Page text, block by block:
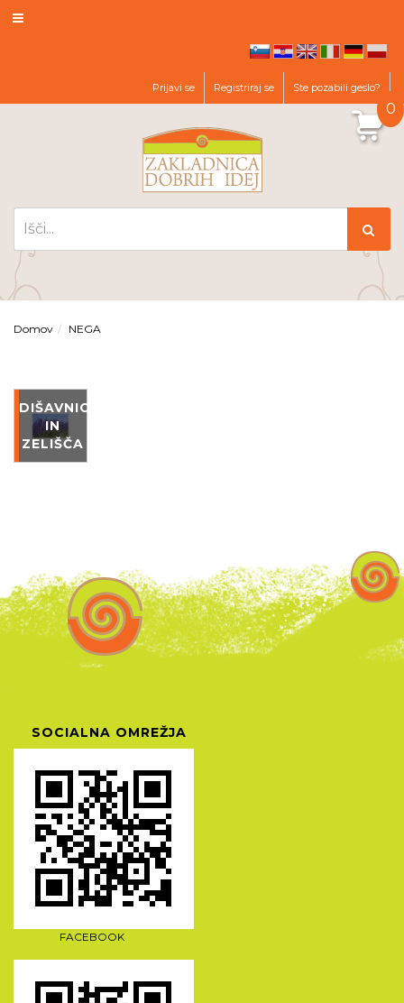
de pl
Prijavi se Registriraj se Ste pozabili geslo?
0
Domov NEGA
DIŠAVNICE
IN
ZELIŠČA
SOCIALNA OMREŽJA
FACEBOOK